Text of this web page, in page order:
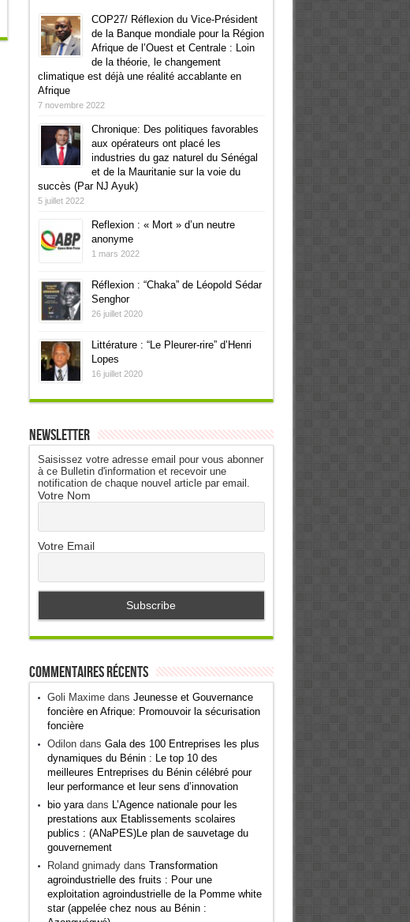
COP27/ Réflexion du Vice-Président
de la Banque mondiale pour la Région
Afrique de l’Ouest et Centrale : Loin
de la théorie, le changement
climatique est déjà une réalité accablante en
Afrique
7 novembre 2022
Chronique: Des politiques favorables
aux opérateurs ont placé les
industries du gaz naturel du Sénégal
et de la Mauritanie sur la voie du
succès (Par NJ Ayuk)
5 juillet 2022
Reflexion : « Mort » d’un neutre
anonyme
1 mars 2022
Réflexion : “Chaka” de Léopold Sédar
Senghor
26 juillet 2020
Littérature : “Le Pleurer-rire” d’Henri
Lopes
16 juillet 2020
Newsletter
Saisissez votre adresse email pour vous abonner
à ce Bulletin d'information et recevoir une
notification de chaque nouvel article par email.
Votre Nom
Votre Email
Commentaires récents
Goli Maximedans Jeunesse et Gouvernance
foncière en Afrique: Promouvoir la sécurisation
foncière
Odilondans Gala des 100 Entreprises les plus
dynamiques du Bénin : Le top 10 des
meilleures Entreprises du Bénin célébré pour
leur performance et leur sens d’innovation
bio yaradans L’Agence nationale pour les
prestations aux Etablissements scolaires
publics : (ANaPES)Le plan de sauvetage du
gouvernement
Roland gnimadydans Transformation
agroindustrielle des fruits : Pour une
exploitation agroindustrielle de la Pomme white
star (appelée chez nous au Bénin :